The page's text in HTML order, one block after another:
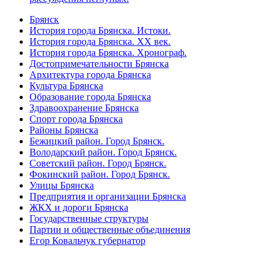
Брянск
История города Брянска. Истоки.
История города Брянска. XX век.
История города Брянска. Хронограф.
Достопримечательности Брянска
Архитектура города Брянска
Культура Брянска
Образование города Брянска
Здравоохранение Брянска
Спорт города Брянска
Районы Брянска
Бежицкий район. Город Брянск.
Володарский район. Город Брянск.
Советский район. Город Брянск.
Фокинский район. Город Брянск.
Улицы Брянска
Предприятия и организации Брянска
ЖКХ и дороги Брянска
Государственные структуры
Партии и общественные объединения
Егор Ковальчук губернатор